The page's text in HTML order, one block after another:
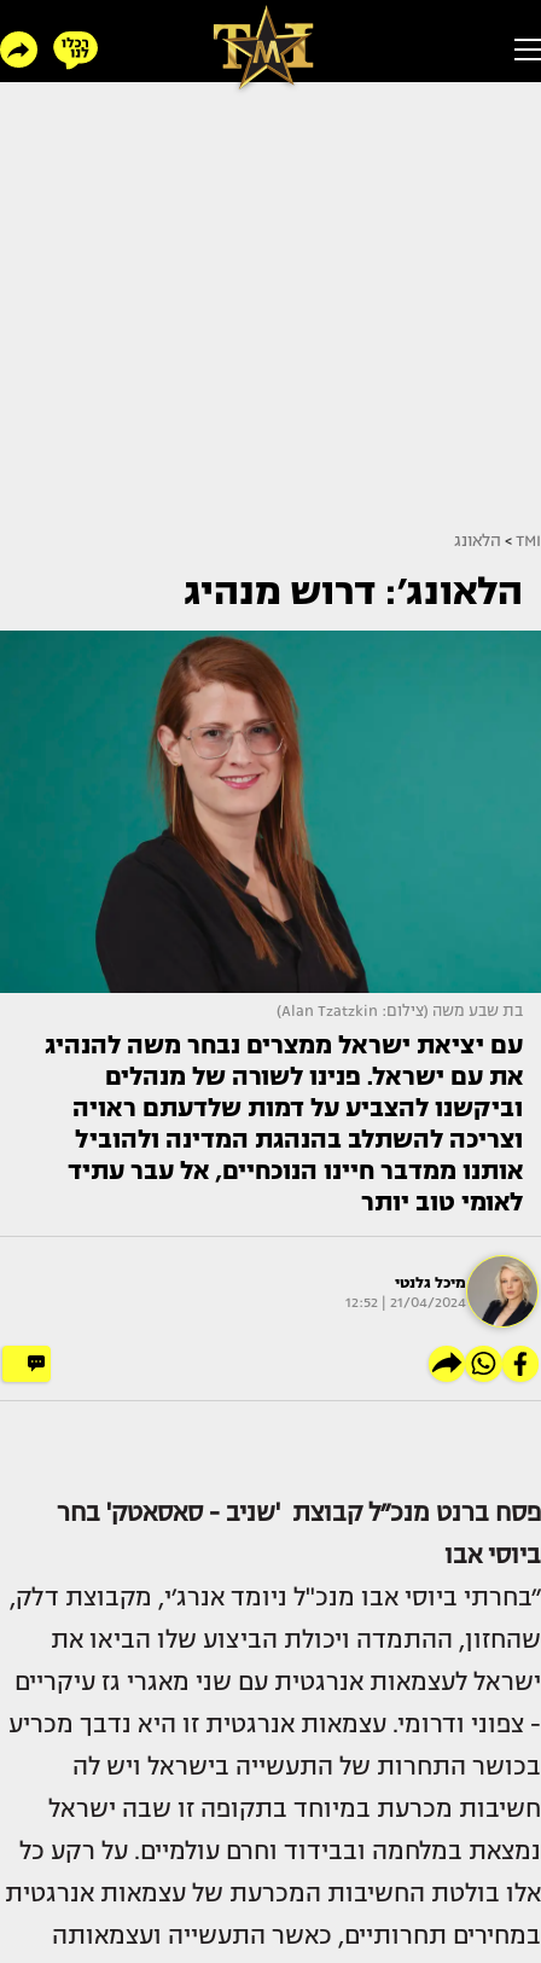
TMI
> הלאונג
הלאונג׳: דרוש מנהיג
בת שבע משה (צילום: Alan Tzatzkin)
עם יציאת ישראל ממצרים נבחר משה להנהיג
את עם ישראל. פנינו לשורה של מנהלים
וביקשנו להצביע על דמות שלדעתם ראויה
וצריכה להשתלב בהנהגת המדינה ולהוביל
אותנו ממדבר חיינו הנוכחיים, אל עבר עתיד
לאומי טוב יותר
מיכל גלנטי
21/04/2024 | 12:52
פסח ברנט מנכ״ל קבוצת 'שניב - סאסאטק' בחר
ביוסי אבו
״בחרתי ביוסי אבו מנכ"ל ניומד אנרג׳י, מקבוצת דלק,
שהחזון, ההתמדה ויכולת הביצוע שלו הביאו את
ישראל לעצמאות אנרגטית עם שני מאגרי גז עיקריים
- צפוני ודרומי. עצמאות אנרגטית זו היא נדבך מכריע
בכושר התחרות של התעשייה בישראל ויש לה
חשיבות מכרעת במיוחד בתקופה זו שבה ישראל
נמצאת במלחמה ובבידוד וחרם עולמיים. על רקע כל
אלו בולטת החשיבות המכרעת של עצמאות אנרגטית
במחירים תחרותיים, כאשר התעשייה ועצמאותה